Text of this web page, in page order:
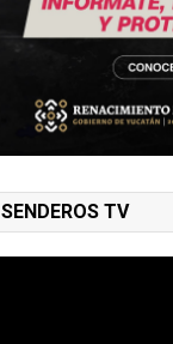
SENDEROS TV